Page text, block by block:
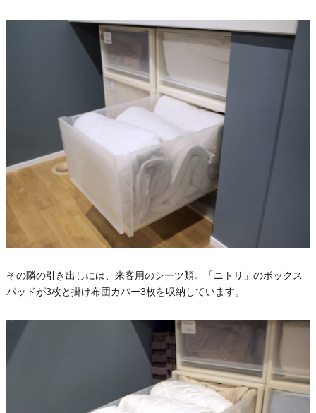
その隣の引き出しには、来客用のシーツ類。「ニトリ」のボックス
パッドが3枚と掛け布団カバー3枚を収納しています。